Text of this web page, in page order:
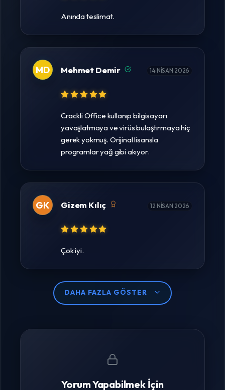
Anında teslimat.
MD Mehmet Demir 14 NISAN 2026
Crackli Office kullanıp bilgisayarı
yavaşlatmaya ve virüs bulaştırmaya hiç
gerek yokmuş. Orijinal lisansla
programlar yağ gibi akıyor.
GK Gizem Kılıç 12 NISAN 2026
Çok iyi.
DAHA FAZLA GÖSTER
Yorum Yapabilmek İçin